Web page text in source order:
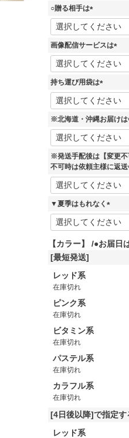
須
○贈る相手は
(
必
須
画像配信サービスは
(
必
持ち運び用袋は
(
必
須
※北海道・沖縄お届けは
※発送手配後は【変更
不可時は依頼主様に返送
▼夏季はもれなく
(
必
)
【カラー】
●お届日
[最短発送]
レッド系
在庫切れ
ピンク系
在庫切れ
ビタミン系
在庫切れ
パステル系
在庫切れ
カラフル系
在庫切れ
[4日後以降]で指定す
レッド系